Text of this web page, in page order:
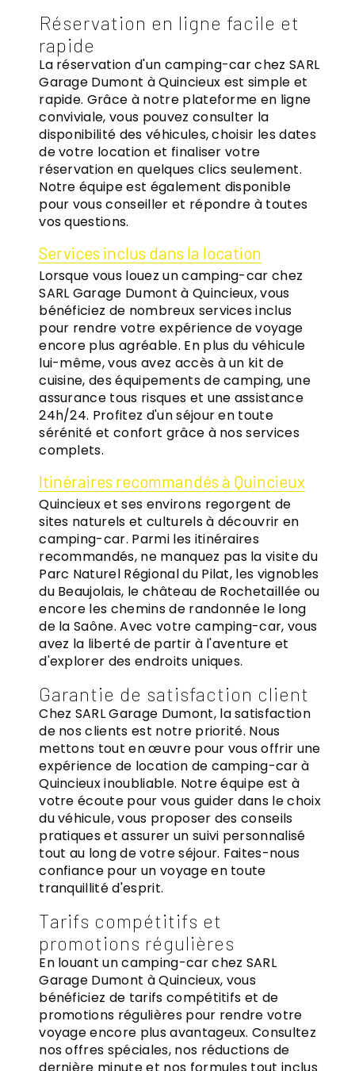
Réservation en ligne facile et
rapide
La réservation d'un camping-car chez SARL
Garage Dumont à Quincieux est simple et
rapide. Grâce à notre plateforme en ligne
conviviale, vous pouvez consulter la
disponibilité des véhicules, choisir les dates
de votre location et finaliser votre
réservation en quelques clics seulement.
Notre équipe est également disponible
pour vous conseiller et répondre à toutes
vos questions.
Services inclus dans la location
Lorsque vous louez un camping-car chez
SARL Garage Dumont à Quincieux, vous
bénéficiez de nombreux services inclus
pour rendre votre expérience de voyage
encore plus agréable. En plus du véhicule
lui-même, vous avez accès à un kit de
cuisine, des équipements de camping, une
assurance tous risques et une assistance
24h/24. Profitez d'un séjour en toute
sérénité et confort grâce à nos services
complets.
Itinéraires recommandés à Quincieux
Quincieux et ses environs regorgent de
sites naturels et culturels à découvrir en
camping-car. Parmi les itinéraires
recommandés, ne manquez pas la visite du
Parc Naturel Régional du Pilat, les vignobles
du Beaujolais, le château de Rochetaillée ou
encore les chemins de randonnée le long
de la Saône. Avec votre camping-car, vous
avez la liberté de partir à l'aventure et
d'explorer des endroits uniques.
Garantie de satisfaction client
Chez SARL Garage Dumont, la satisfaction
de nos clients est notre priorité. Nous
mettons tout en œuvre pour vous offrir une
expérience de location de camping-car à
Quincieux inoubliable. Notre équipe est à
votre écoute pour vous guider dans le choix
du véhicule, vous proposer des conseils
pratiques et assurer un suivi personnalisé
tout au long de votre séjour. Faites-nous
confiance pour un voyage en toute
tranquillité d'esprit.
Tarifs compétitifs et
promotions régulières
En louant un camping-car chez SARL
Garage Dumont à Quincieux, vous
bénéficiez de tarifs compétitifs et de
promotions régulières pour rendre votre
voyage encore plus avantageux. Consultez
nos offres spéciales, nos réductions de
dernière minute et nos formules tout inclus